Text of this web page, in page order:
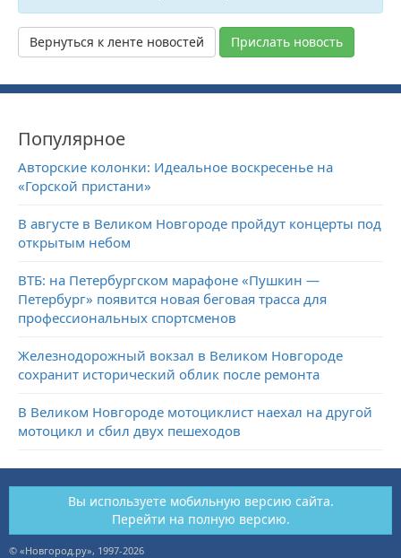
Вернуться к ленте новостей Прислать новость
Популярное
Авторские колонки: Идеальное воскресенье на
«Горской пристани»
В августе в Великом Новгороде пройдут концерты под
открытым небом
ВТБ: на Петербургском марафоне «Пушкин —
Петербург» появится новая беговая трасса для
профессиональных спортсменов
Железнодорожный вокзал в Великом Новгороде
сохранит исторический облик после ремонта
В Великом Новгороде мотоциклист наехал на другой
мотоцикл и сбил двух пешеходов
Вы используете мобильную версию сайта.
Перейти на полную версию.
© «Новгород.ру», 1997-2026